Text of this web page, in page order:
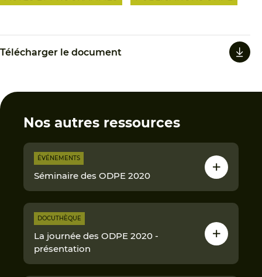
Télécharger le document
Nos autres ressources
ÉVÉNEMENTS
Séminaire des ODPE 2020
DOCUTHÈQUE
La journée des ODPE 2020 -
présentation